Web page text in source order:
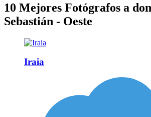
10 Mejores Fotógrafos a
Sebastián - Oeste
Iraia